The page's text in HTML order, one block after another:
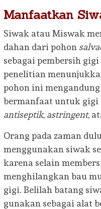
Manfaatkan
Siwak atau Miswak
dahan dari pohon
sebagai pembersih
penelitian
pohon ini
bermanfaat untuk gigi
antiseptik, astringent,
Orang pada zaman
menggunakan siwak
karena selain
menghilangkan bau
gigi. Belilah batang
gunakan sebagai alat